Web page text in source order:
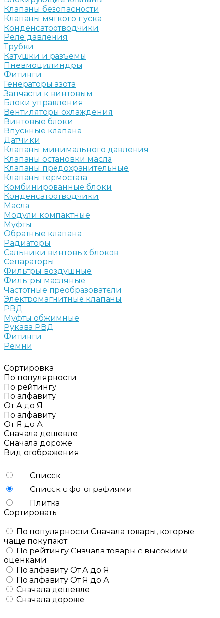
Клапаны безопасности
Клапаны мягкого пуска
Конденсатоотводчики
Реле давления
Трубки
Катушки и разъёмы
Пневмоцилиндры
Фитинги
Генераторы азота
Запчасти к винтовым
Блоки управления
Вентиляторы охлаждения
Винтовые блоки
Впускные клапана
Датчики
Клапаны минимального давления
Клапаны остановки масла
Клапаны предохранительные
Клапаны термостата
Комбинированные блоки
Конденсатоотводчики
Масла
Модули компактные
Муфты
Обратные клапана
Радиаторы
Сальники винтовых блоков
Сепараторы
Фильтры воздушные
Фильтры масляные
Частотные преобразователи
Электромагнитные клапаны
РВД
Муфты обжимные
Рукава РВД
Фитинги
Ремни
Сортировка
По популярности
По рейтингу
По алфавиту
От А до Я
По алфавиту
От Я до А
Сначала дешевле
Сначала дороже
Вид отображения
Список
Список с фотографиями
Плитка
Сортировать
По популярности Сначала товары, которые
чаще покупают
По рейтингу Сначала товары с высокими
оценками
По алфавиту От А до Я
По алфавиту От Я до А
Сначала дешевле
Сначала дороже